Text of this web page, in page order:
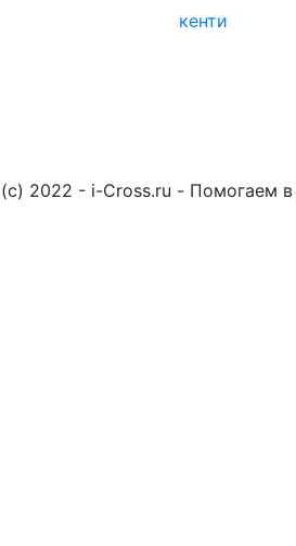
кенти
(c) 2022 - i-Cross.ru - Помогаем